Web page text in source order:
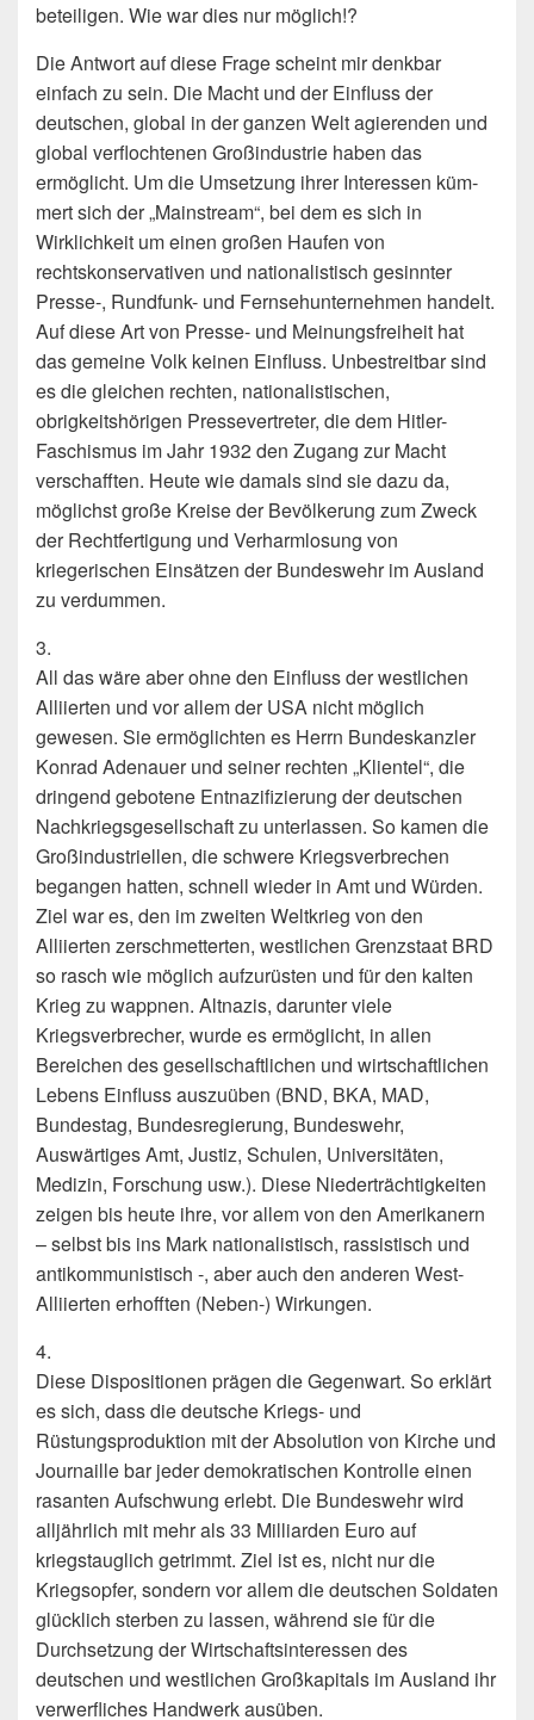
beteiligen. Wie war dies nur möglich!?
Die Antwort auf diese Frage scheint mir denkbar
einfach zu sein. Die Macht und der Einfluss der
deutschen, global in der ganzen Welt agierenden und
global verflochte­nen Großindustrie haben das
ermöglicht. Um die Umsetzung ihrer Interessen küm­
mert sich der „Mainstream“, bei dem es sich in
Wirklichkeit um einen großen Haufen von
rechtskonservativen und nationalistisch gesinnter
Presse-, Rundfunk- und Fern­sehunternehmen handelt.
Auf diese Art von Presse- und Meinungsfreiheit hat
das ge­meine Volk keinen Einfluss. Unbestreitbar sind
es die gleichen rechten, nationalisti­schen,
obrigkeitshörigen Pressevertreter, die dem Hitler-
Faschismus im Jahr 1932 den Zugang zur Macht
verschafften. Heute wie damals sind sie dazu da,
möglichst große Kreise der Bevölkerung zum Zweck
der Rechtfertigung und Verharmlosung von
kriegerischen Ein­sätzen der Bundeswehr im Ausland
zu verdummen.
3.
All das wäre aber ohne den Einfluss der westlichen
Alliierten und vor allem der USA nicht möglich
gewesen. Sie ermöglichten es Herrn Bundeskanzler
Konrad Adenauer und sei­ner rechten „Klientel“, die
dringend gebotene Entnazifizierung der deutschen
Nach­kriegsgesellschaft zu unterlassen. So kamen die
Großindustriellen, die schwere Kriegsverbrechen
begangen hatten, schnell wieder in Amt und Würden.
Ziel war es, den im zweiten Weltkrieg von den
Alliierten zerschmetterten, westlichen Grenzstaat BRD
so rasch wie möglich aufzurüsten und für den kalten
Krieg zu wappnen. Altna­zis, darunter viele
Kriegsverbrecher, wurde es ermöglicht, in allen
Bereichen des ge­sellschaftlichen und wirtschaftlichen
Lebens Einfluss auszuüben (BND, BKA, MAD,
Bundestag, Bundesregierung, Bundeswehr,
Auswärtiges Amt, Justiz, Schulen, Uni­versitäten,
Medizin, Forschung usw.). Diese Niederträchtigkeiten
zeigen bis heute ihre, vor allem von den Amerikanern
– selbst bis ins Mark nationalistisch, rassistisch und
antikommunistisch -, aber auch den anderen West-
Alliierten erhofften (Neben-) Wirkungen.
4.
Diese Dispositionen prägen die Gegenwart. So erklärt
es sich, dass die deutsche Kriegs- und
Rüstungsproduktion mit der Absolution von Kirche und
Journaille bar jeder demokratischen Kontrolle einen
rasanten Aufschwung erlebt. Die Bundeswehr wird
alljährlich mit mehr als 33 Milliarden Euro auf
kriegstauglich getrimmt. Ziel ist es, nicht nur die
Kriegsopfer, sondern vor allem die deutschen Soldaten
glücklich sterben zu lassen, während sie für die
Durchsetzung der Wirtschaftsinteressen des
deutschen und westlichen Großkapitals im Ausland ihr
verwerfliches Handwerk aus­üben.